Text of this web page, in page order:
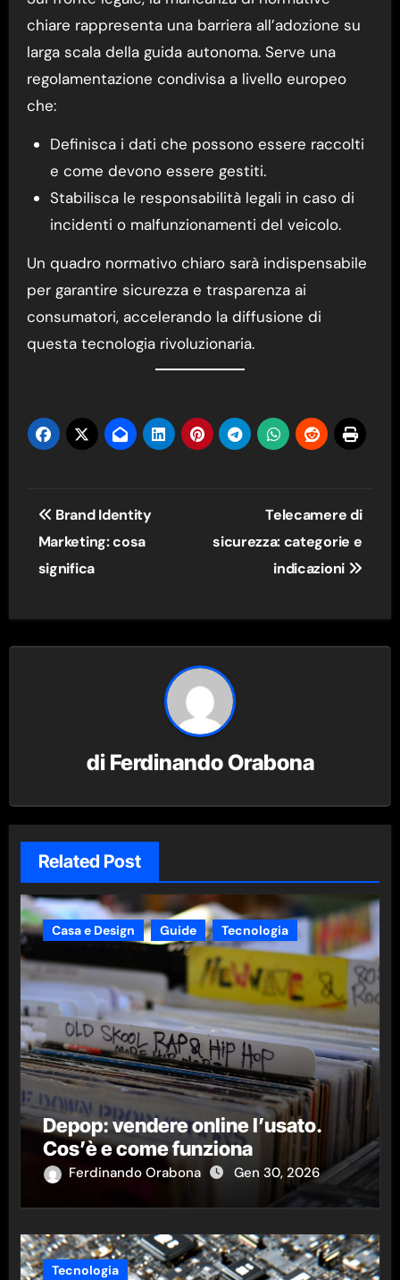
chiare rappresenta una barriera all’adozione su
larga scala della guida autonoma. Serve una
regolamentazione condivisa a livello europeo
che:
Definisca i dati che possono essere raccolti
e come devono essere gestiti.
Stabilisca le responsabilità legali in caso di
incidenti o malfunzionamenti del veicolo.
Un quadro normativo chiaro sarà indispensabile
per garantire sicurezza e trasparenza ai
consumatori, accelerando la diffusione di
questa tecnologia rivoluzionaria.
Navigazione
articoli
Brand Identity
Marketing: cosa
significa
Telecamere di
sicurezza: categorie e
indicazioni
di Ferdinando Orabona
Related Post
Casa e Design Guide Tecnologia
Depop: vendere online l’usato.
Cos’è e come funziona
Ferdinando Orabona Gen 30, 2026
Tecnologia